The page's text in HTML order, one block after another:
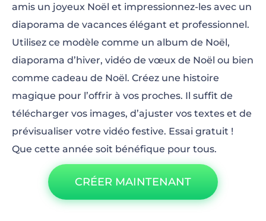
amis un joyeux Noël et impressionnez-les avec un
diaporama de vacances élégant et professionnel.
Utilisez ce modèle comme un album de Noël,
diaporama d’hiver, vidéo de vœux de Noël ou bien
comme cadeau de Noël. Créez une histoire
magique pour l’offrir à vos proches. Il suffit de
télécharger vos images, d’ajuster vos textes et de
prévisualiser votre vidéo festive. Essai gratuit !
Que cette année soit bénéfique pour tous.
CRÉER MAINTENANT